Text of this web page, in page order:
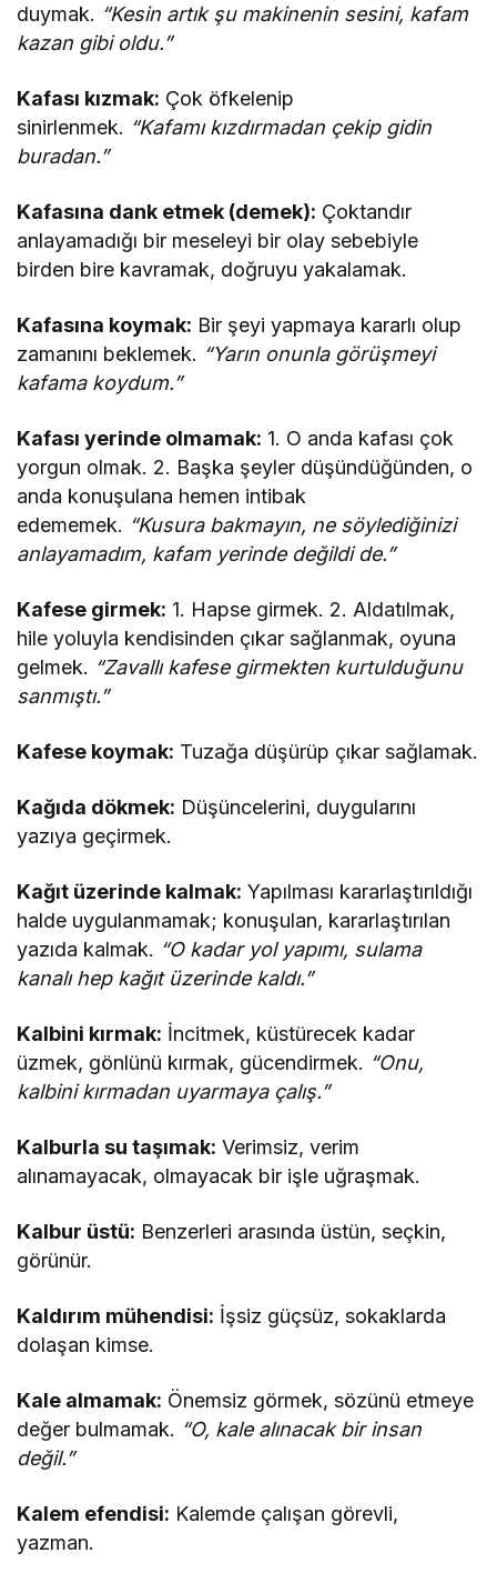
duymak. “Kesin artık şu makinenin sesini, kafam
kazan gibi oldu.”
Kafası kızmak: Çok öfkelenip
sinirlenmek. “Kafamı kızdırmadan çekip gidin
buradan.”
Kafasına dank etmek (demek): Çoktandır
anlayamadığı bir meseleyi bir olay sebebiyle
birden bire kavramak, doğruyu yakalamak.
Kafasına koymak: Bir şeyi yapmaya kararlı olup
zamanını beklemek. “Yarın onunla görüşmeyi
kafama koydum.”
Kafası yerinde olmamak: 1. O anda kafası çok
yorgun olmak. 2. Başka şeyler düşündüğünden, o
anda konuşulana hemen intibak
edememek. “Kusura bakmayın, ne söylediğinizi
anlayamadım, kafam yerinde değildi de.”
Kafese girmek: 1. Hapse girmek. 2. Aldatılmak,
hile yoluyla kendisinden çıkar sağlanmak, oyuna
gelmek. “Zavallı kafese girmekten kurtulduğunu
sanmıştı.”
Kafese koymak: Tuzağa düşürüp çıkar sağlamak.
Kağıda dökmek: Düşüncelerini, duygularını
yazıya geçirmek.
Kağıt üzerinde kalmak: Yapılması kararlaştırıldığı
halde uygulanmamak; konuşulan, kararlaştırılan
yazıda kalmak. “O kadar yol yapımı, sulama
kanalı hep kağıt üzerinde kaldı.”
Kalbini kırmak: İncitmek, küstürecek kadar
üzmek, gönlünü kırmak, gücendirmek. “Onu,
kalbini kırmadan uyarmaya çalış.”
Kalburla su taşımak: Verimsiz, verim
alınamayacak, olmayacak bir işle uğraşmak.
Kalbur üstü: Benzerleri arasında üstün, seçkin,
görünür.
Kaldırım mühendisi: İşsiz güçsüz, sokaklarda
dolaşan kimse.
Kale almamak: Önemsiz görmek, sözünü etmeye
değer bulmamak. “O, kale alınacak bir insan
değil.”
Kalem efendisi: Kalemde çalışan görevli,
yazman.